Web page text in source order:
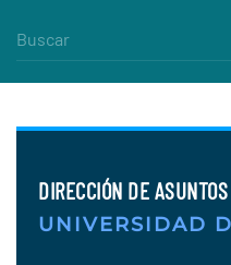
DIRECCIÓN DE
UNIVERSIDAD